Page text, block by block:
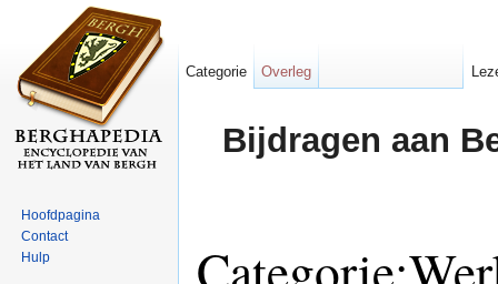
Bijdragen aan
Categorie Overleg
Hoofdpagina
Contact
Hulp